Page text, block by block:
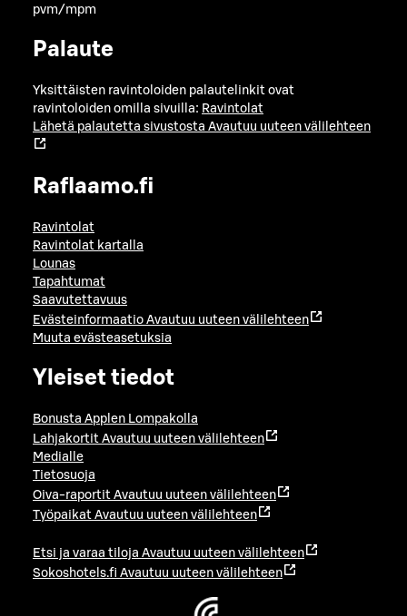
pvm/mpm
Palaute
Yksittäisten ravintoloiden palautelinkit ovat
ravintoloiden omilla sivuilla: Ravintolat
Lähetä palautetta sivustosta Avautuu uuteen välilehteen
Raflaamo.fi
Ravintolat
Ravintolat kartalla
Lounas
Tapahtumat
Saavutettavuus
Evästeinformaatio Avautuu uuteen välilehteen
Muuta evästeasetuksia
Yleiset tiedot
Bonusta Applen Lompakolla
Lahjakortit Avautuu uuteen välilehteen
Medialle
Tietosuoja
Oiva-raportit Avautuu uuteen välilehteen
Työpaikat Avautuu uuteen välilehteen
Etsi ja varaa tiloja Avautuu uuteen välilehteen
Sokoshotels.fi Avautuu uuteen välilehteen